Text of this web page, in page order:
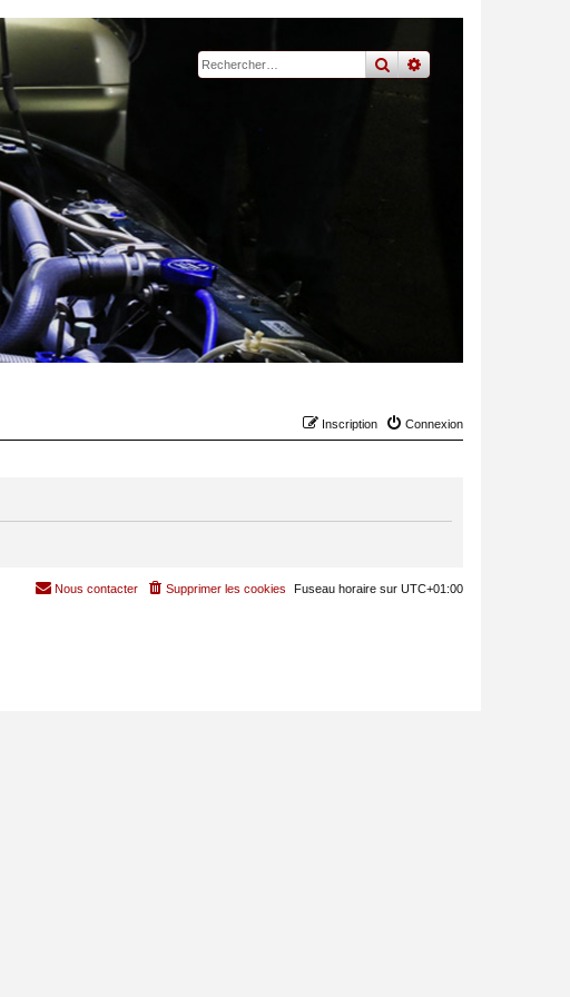
rechercher
recherche
Connexion
Inscription
Fuseau horaire sur UTC+01:00
Supprimer les cookies
Nous contacter